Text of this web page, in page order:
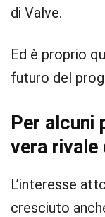
di Valve.
Ed è proprio
futuro del
Per alcuni
vera rivale
L’interesse
cresciuto